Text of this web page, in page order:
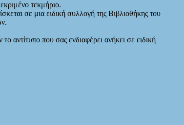
τεκμήριο.
σε μια ειδική συλλογή της Βιβλιοθήκης του
αντίτυπο που σας ενδιαφέρει ανήκει σε ειδική